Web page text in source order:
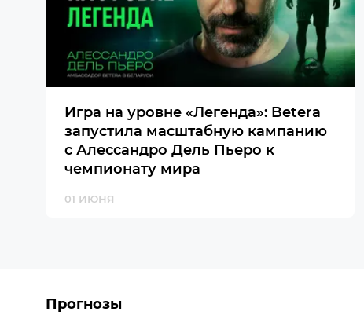
Игра на уровне «Легенда»: Betera
запустила масштабную кампанию
с Алессандро Дель Пьеро к
чемпионату мира
01 ИЮНЯ
Прогнозы